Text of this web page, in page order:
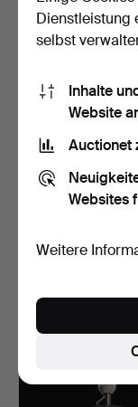
22 USD
TISCHLAMPEN. 2
Glas, SSA.
20 Gebote
Dienstleistung
selbst
Inhalte
Website
Auctionet
Websites
Weitere